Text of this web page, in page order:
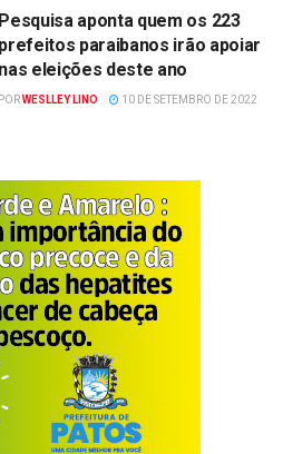
Pesquisa aponta quem os 223
prefeitos paraibanos irão apoiar
nas eleições deste ano
PORWESLLEY LINO 10 DE SETEMBRO DE 2022